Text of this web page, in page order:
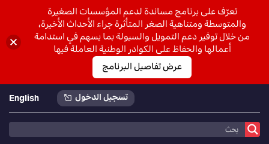
تسجيل الدخول English
تعرّف على برنامج مساندة لدعم المؤسسات الصغيرة
والمتوسطة ومتناهية الصغر المتأثرة جراء الأحداث الأخيرة،
من خلال توفير دعم التمويل والسيولة بما يسهم في استدامة
أعمالها والحفاظ على الكوادر الوطنية العاملة فيها
عرض تفاصيل البرنامج